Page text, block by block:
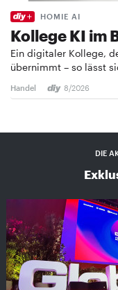
HOMIE AI
Kollege KI im
Ein digitaler Kollege,
übernimmt – so lässt
Handel 8/2026
DIE